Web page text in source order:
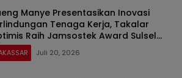
Manye Presentasikan Inovasi
Tenaga Kerja, Takalar
Raih Jamsostek Award Sulsel
Juli 20, 2026